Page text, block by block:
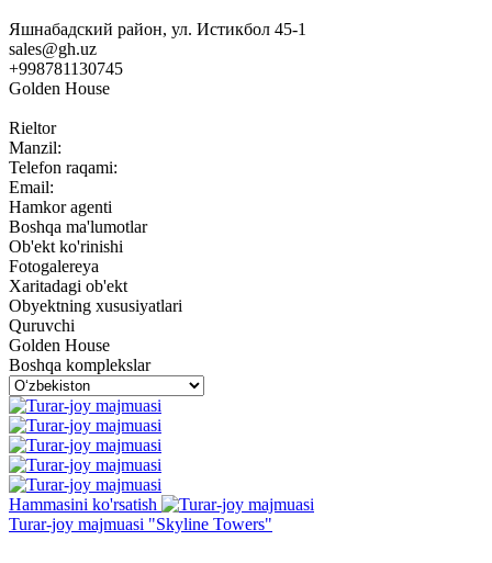
Яшнабадский район, ул. Истикбол 45-1
sales@gh.uz
+998781130745
Golden House
Rieltor
Manzil:
Telefon raqami:
Email:
Hamkor agenti
Boshqa ma'lumotlar
Ob'ekt ko'rinishi
Fotogalereya
Xaritadagi ob'ekt
Obyektning xususiyatlari
Quruvchi
Golden House
Boshqa komplekslar
Hammasini ko'rsatish
Turar-joy majmuasi "Skyline Towers"